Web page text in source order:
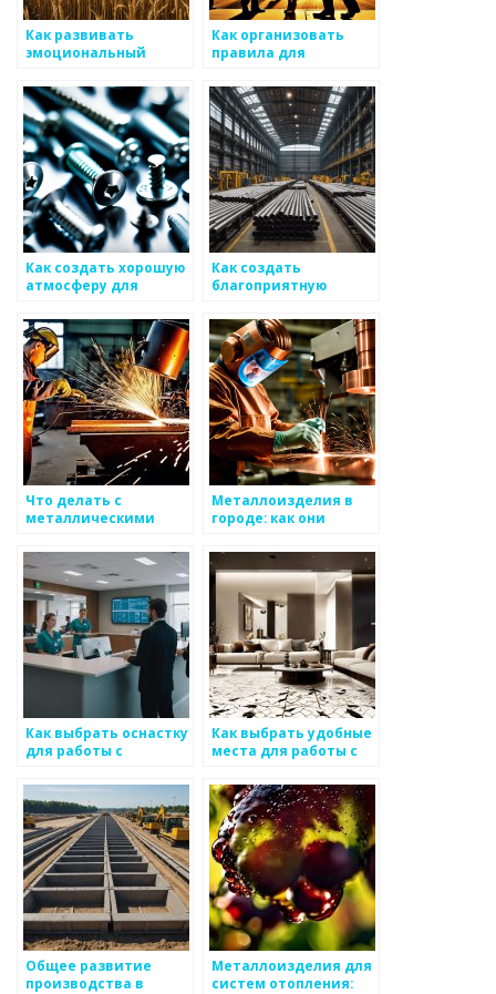
Как развивать
эмоциональный
работников,
занимающихся
металлическими
изделиями
Как организовать
правила для
металлом
Как создать хорошую
атмосферу для
металлоизделиями
Как создать
благоприятную
работы на
предприятиях,
производящих
металоизделия
Что делать с
металлическими
методы
Металлоизделия в
городе: как они
пространство
Как выбрать оснастку
для работы с
Как выбрать удобные
места для работы с
металоизделиям
Общее развитие
производства в
Металлоизделия для
систем отопления: